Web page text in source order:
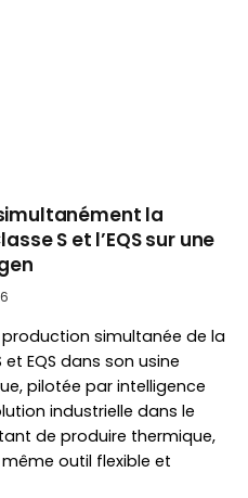
la
S et l’EQS sur une
simultanée de la
EQS dans son usine
pilotée par intelligence
industrielle dans le
de produire thermique,
outil flexible et